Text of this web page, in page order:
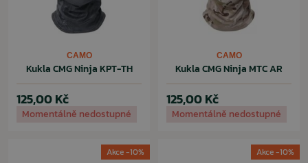
CAMO
Kukla CMG Ninja KPT-TH
125,00 Kč
Momentálně nedostupné
CAMO
Kukla CMG Ninja MTC AR
125,00 Kč
Momentálně nedostupné
Akce -10% Akce -10%